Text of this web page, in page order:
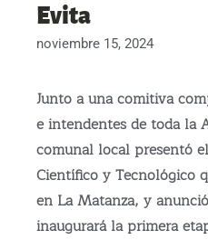
Evita
noviembre 15, 2024
Junto a una comitiva
e intendentes de toda la
comunal local presentó
Científico y Tecnológico
en La Matanza, y
inaugurará la primera